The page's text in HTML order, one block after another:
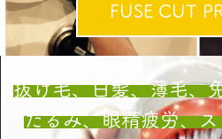
FUSE CUT
抜け毛、白髪、薄毛、
たるみ、眼精疲労、